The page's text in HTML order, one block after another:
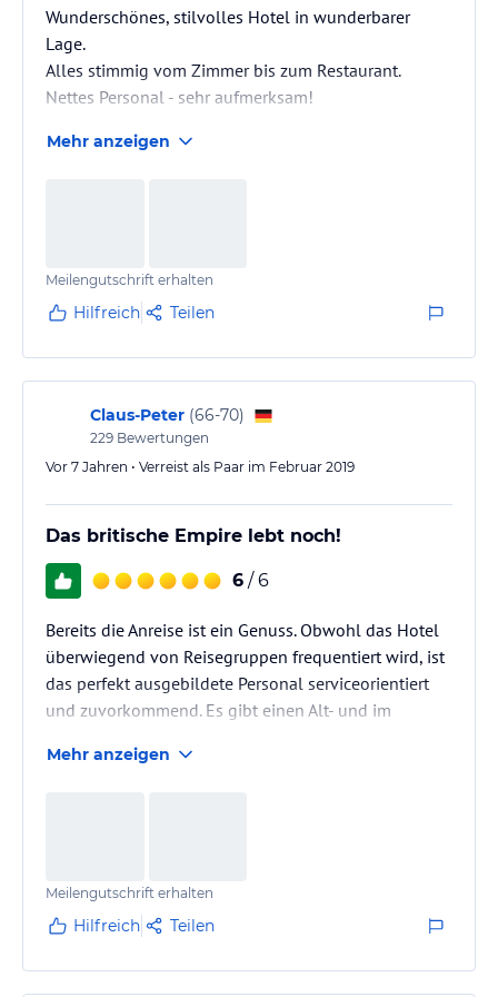
Wunderschönes, stilvolles Hotel in wunderbarer
Lage.
Alles stimmig vom Zimmer bis zum Restaurant.
Nettes Personal - sehr aufmerksam!
Mehr anzeigen
Meilengutschrift erhalten
Hilfreich Teilen
Claus-Peter (66-70)
229 Bewertungen
Vor 7 Jahren • Verreist als Paar im Februar 2019
Das britische Empire lebt noch!
6 / 6
Bereits die Anreise ist ein Genuss. Obwohl das Hotel
überwiegend von Reisegruppen frequentiert wird, ist
das perfekt ausgebildete Personal serviceorientiert
und zuvorkommend. Es gibt einen Alt- und im
größeren Zimmer sind. Das Zimmer war sehr
Fall frühzeitig eine…
Mehr anzeigen
Meilengutschrift erhalten
Hilfreich Teilen